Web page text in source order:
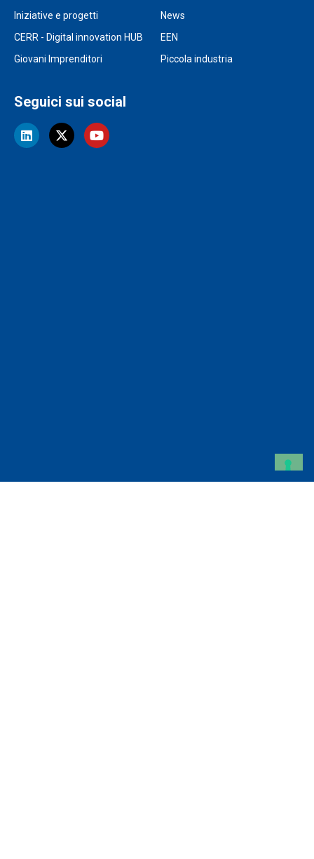
Iniziative e progetti
News
CERR - Digital innovation HUB
EEN
Giovani Imprenditori
Piccola industria
Seguici sui social